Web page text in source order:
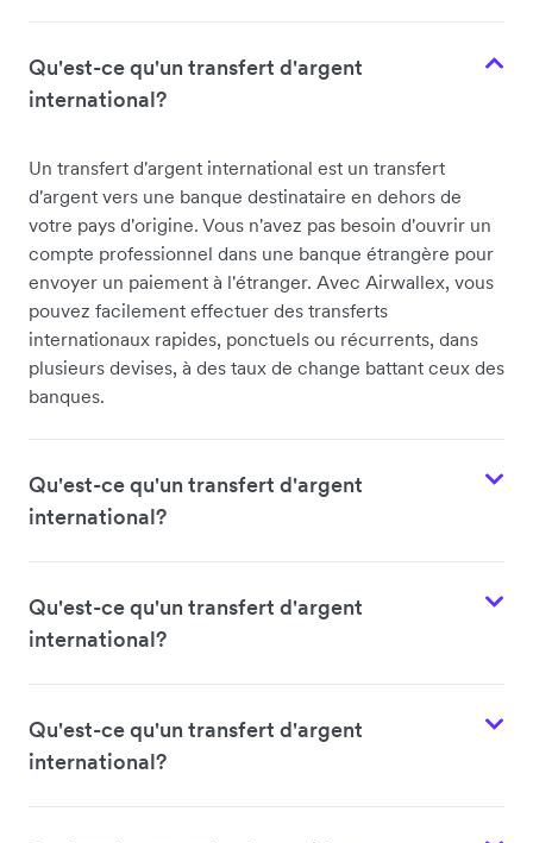
Qu'est-ce qu'un transfert d'argent
international?
Un transfert d'argent international est un transfert
d'argent vers une banque destinataire en dehors de
votre pays d'origine. Vous n'avez pas besoin d'ouvrir un
compte professionnel dans une banque étrangère pour
envoyer un paiement à l'étranger. Avec Airwallex, vous
pouvez facilement effectuer des transferts
internationaux rapides, ponctuels ou récurrents, dans
plusieurs devises, à des taux de change battant ceux des
banques.
Qu'est-ce qu'un transfert d'argent
international?
Qu'est-ce qu'un transfert d'argent
international?
Qu'est-ce qu'un transfert d'argent
international?